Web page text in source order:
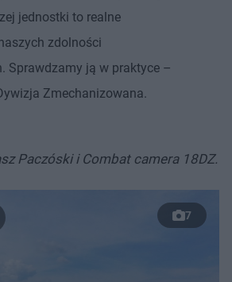
jednostki to realne
zdolności
Sprawdzamy ją w praktyce –
Zmechanizowana.
Paczóski i Combat camera 18DZ.
7